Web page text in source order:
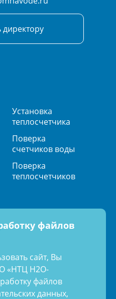
директору
Установка
теплосчетчика
Поверка
счетчиков воды
Поверка
теплосчетчиков
персональных
файлов
сайт, Вы
«НТЦ Н2О-
файлов
данных,